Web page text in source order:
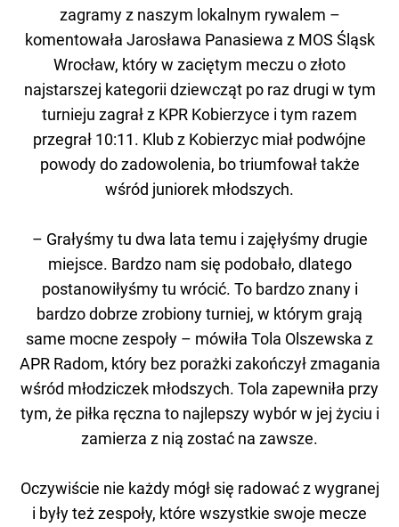
zagramy z naszym lokalnym rywalem –
komentowała Jarosława Panasiewa z MOS Śląsk
Wrocław, który w zaciętym meczu o złoto
najstarszej kategorii dziewcząt po raz drugi w tym
turnieju zagrał z KPR Kobierzyce i tym razem
przegrał 10:11. Klub z Kobierzyc miał podwójne
powody do zadowolenia, bo triumfował także
wśród juniorek młodszych.
– Grałyśmy tu dwa lata temu i zajęłyśmy drugie
miejsce. Bardzo nam się podobało, dlatego
postanowiłyśmy tu wrócić. To bardzo znany i
bardzo dobrze zrobiony turniej, w którym grają
same mocne zespoły – mówiła Tola Olszewska z
APR Radom, który bez porażki zakończył zmagania
wśród młodziczek młodszych. Tola zapewniła przy
tym, że piłka ręczna to najlepszy wybór w jej życiu i
zamierza z nią zostać na zawsze.
Oczywiście nie każdy mógł się radować z wygranej
i były też zespoły, które wszystkie swoje mecze